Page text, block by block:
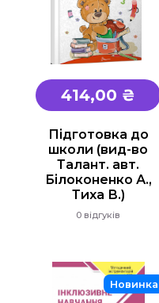
414,00 ₴
Підготовка до
школи (вид-во
Талант. авт.
Білоконенко А.,
Тиха В.)
0 відгуків
Новинка